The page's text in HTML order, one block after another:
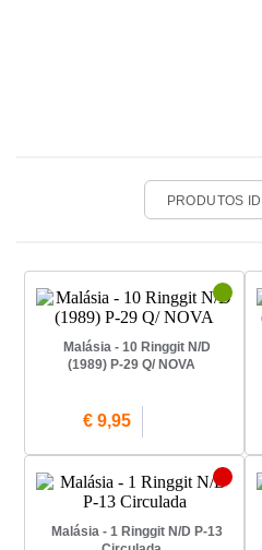
PRODUTOS
Malásia - 10 Ringgit N/D
(1989) P-29 Q/ NOVA
€ 9,95
Malásia - 1 Ringgit N/D P-13